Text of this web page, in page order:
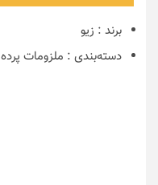
برند : زیو
دسته‌بندی : ملزومات پرده